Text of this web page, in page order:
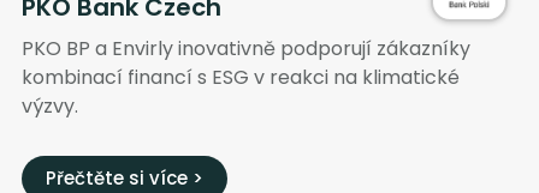
PKO Bank Czech
PKO BP a Envirly inovativně podporují zákazníky
kombinací financí s ESG v reakci na klimatické
výzvy.
Přečtěte si více >